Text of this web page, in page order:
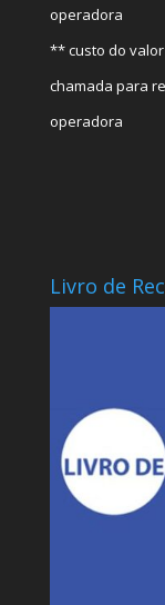
operadora
** custo do
chamada para
operadora
Livro de